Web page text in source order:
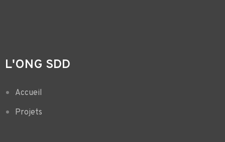
L'ONG SDD
Accueil
Projets